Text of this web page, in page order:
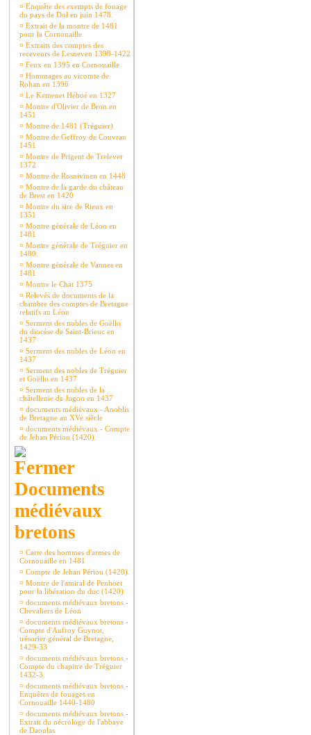
¤ Enquête des exempts de fouage
du pays de Dol en juin 1478.
¤ Extrait de la montre de 1481
pour la Cornouaille
¤ Extraits des comptes des
receveurs de Lesneven 1398-1422
¤ Feux en 1395 en Cornouaille
¤ Hommages au vicomte de
Rohan en 1396
¤ Le Kemenet Héboé en 1327
¤ Montre d'Olivier de Bron en
1451
¤ Montre de 1481 (Tréguier)
¤ Montre de Geffroy de Couvran
1451
¤ Montre de Prigent de Trelever
1372
¤ Montre de Rosnivinen en 1448
¤ Montre de la garde du château
de Brest en 1420
¤ Montre du sire de Rieux en
1351
¤ Montre générale de Léon en
1481
¤ Montre générale de Tréguier en
1480.
¤ Montre générale de Vannes en
1481
¤ Montre le Chat 1375
¤ Relevés de documents de la
chambre des comptes de Bretagne
relatifs au Léon
¤ Serment des nobles de Goëllo
du diocèse de Saint-Brieuc en
1437
¤ Serment des nobles de Léon en
1437
¤ Serment des nobles de Tréguier
et Goëllo en 1437
¤ Serment des nobles de la
châtellenie de Jugon en 1437
¤ documents médiévaux - Anoblis
de Bretagne au XVe siècle
¤ documents médiévaux - Compte
de Jehan Périou (1420).
Documents
médiévaux
bretons
¤ Carte des hommes d'armes de
Cornouaille en 1481
¤ Compte de Jehan Périou (1420).
¤ Montre de l'amiral de Penhoet
pour la libération du duc (1420)
¤ documents médiévaux bretons -
Chevaliers de Léon
¤ documents médiévaux bretons -
Compte d'Aufroy Guynot,
trésorier général de Bretagne,
1429-33
¤ documents médiévaux bretons -
Compte du chapitre de Tréguier
1432-3.
¤ documents médiévaux bretons -
Enquêtes de fouages en
Cornouaille 1440-1480
¤ documents médiévaux bretons -
Extrait du nécrologe de l'abbaye
de Daoulas